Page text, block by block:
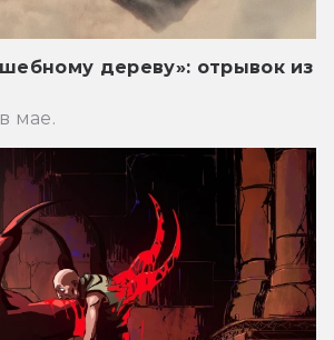
дереву»: отрывок из
мае.